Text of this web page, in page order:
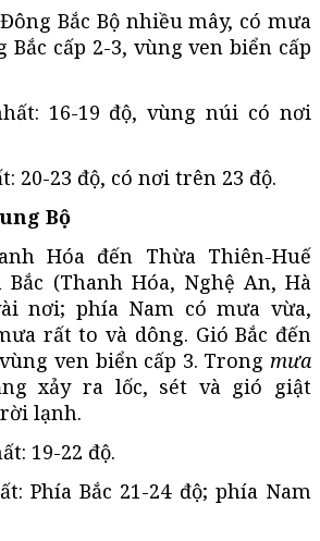
Đông Bắc Bộ nhiều mây, có mưa
Bắc cấp 2-3, vùng ven biển cấp
16-19 độ, vùng núi có nơi
20-23 độ, có nơi trên 23 độ.
Bộ
Hóa đến Thừa Thiên-Huế
(Thanh Hóa, Nghệ An, Hà
nơi; phía Nam có mưa vừa,
rất to và dông. Gió Bắc đến
ven biển cấp 3. Trong mưa
xảy ra lốc, sét và gió giật
lạnh.
19-22 độ.
Phía Bắc 21-24 độ; phía Nam